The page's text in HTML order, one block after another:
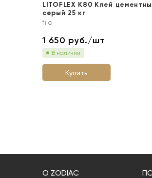
LITOFLEX K80 Клей
серый 25 кг
fila
1 650 руб./шт
В наличии
Купить
О ZODIAC